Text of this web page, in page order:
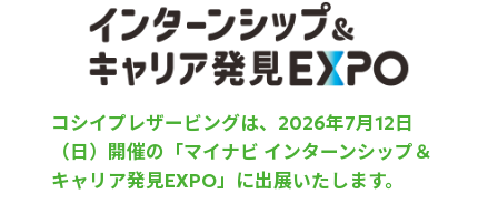
コシイプレザービングは、2026年7月12日
（日）開催の「マイナビ インターンシップ＆
キャリア発見EXPO」に出展いたします。